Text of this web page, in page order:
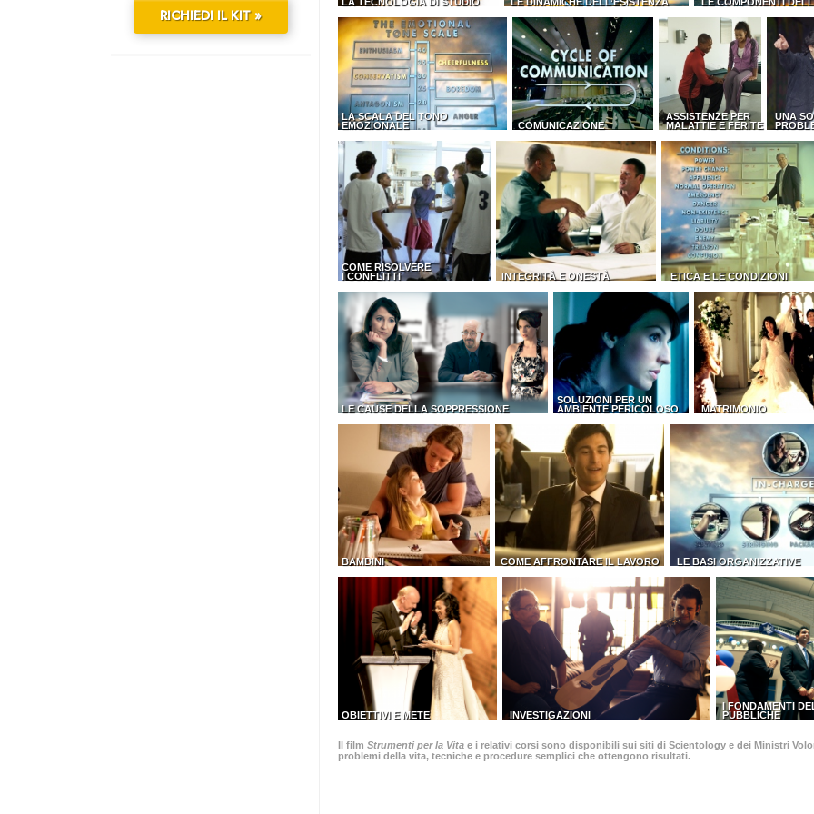
LA SCALA DEL TONO
EMOZIONALE
COMUNICAZIONE
ASSISTENZE PER
MALATTIE E FERITE
UNA
COME RISOLVERE
I CONFLITTI
INTEGRITÀ E ONESTÀ ETICA E LE CONDIZIONI
LE CAUSE DELLA SOPPRESSIONE
SOLUZIONI PER UN
AMBIENTE PERICOLOSO
MATRIMONIO
BAMBINI COME AFFRONTARE IL LAVORO LE BASI ORGANIZZATIVE
OBIETTIVI E METE INVESTIGAZIONI
I FONDAMENTI
PUBBLICHE
Il film Strumenti per la Vita e i relativi corsi sono disponibili sui siti di Scientology e dei Ministri
problemi della vita, tecniche e procedure semplici che ottengono risultati.
RICHIEDI IL KIT »